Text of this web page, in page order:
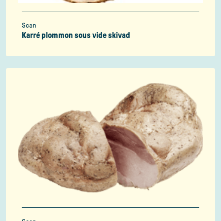
Scan
Karré plommon sous vide skivad